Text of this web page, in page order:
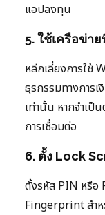
แอปลงทุน
5. ใช้เครือข่า
หลีกเลี่ยงการใช้
ธุรกรรมทางการ
เท่านั้น หากจำเป็
การเชื่อมต่อ
6. ตั้ง Lock
ตั้งรหัส PIN หรือ
Fingerprint สำ